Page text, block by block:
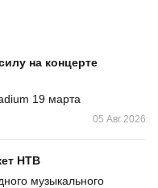
на концерте
19 марта
05 Авг 2026
НТВ
музыкального